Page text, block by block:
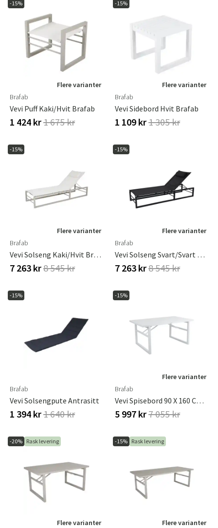
-15%
Flere varianter
Brafab
Vevi Puff Kaki/hvit Brafab
1 424 kr1 675 kr
-15%
Flere varianter
Brafab
Vevi Sidebord Hvit Brafab
1 109 kr1 305 kr
-15%
Flere varianter
Brafab
Vevi Solseng Kaki/hvit Brafab
7 263 kr8 545 kr
-15%
Flere varianter
Brafab
Vevi Solseng Svart/svart Brafab
7 263 kr8 545 kr
-15%
Brafab
Vevi Solsengpute Antrasitt
1 394 kr1 640 kr
-15%
Flere varianter
Brafab
Vevi Spisebord 90 X 160 Cm Hvit Brafab
5 997 kr7 055 kr
-20% Rask levering
Flere varianter
-15% Rask levering
Flere varianter